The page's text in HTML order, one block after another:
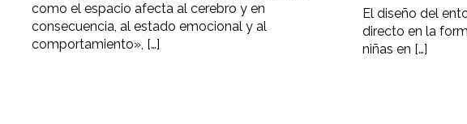
como el espacio afecta al cerebro y en
consecuencia, al estado emocional y al
comportamiento», […]
El diseño del
directo en la
niñas en […]